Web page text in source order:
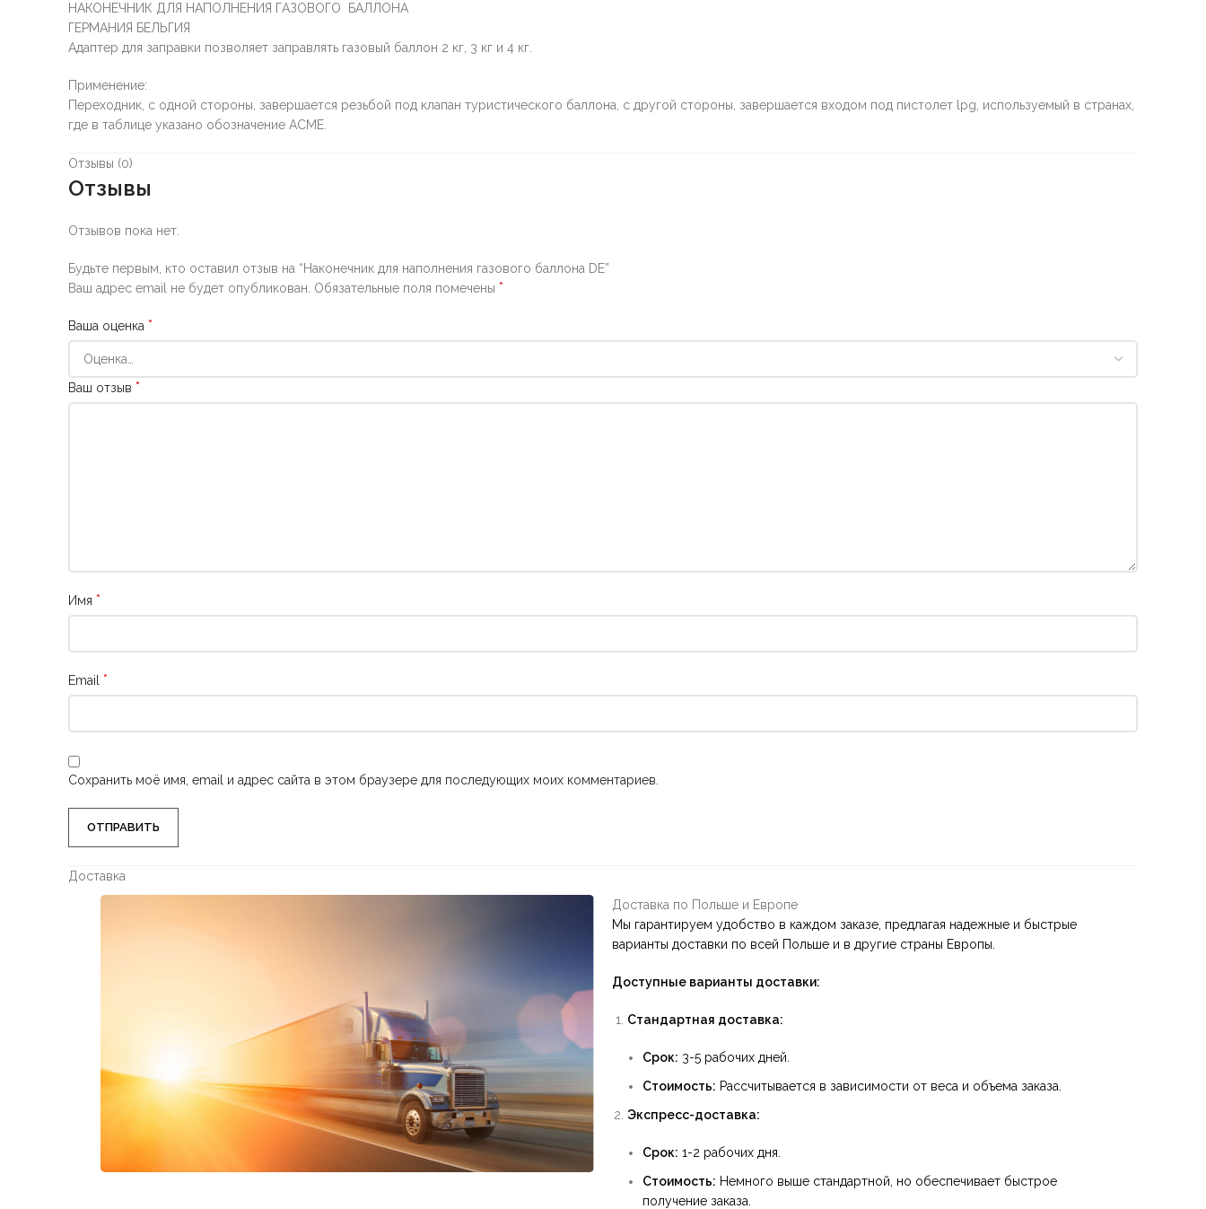
НАКОНЕЧНИК ДЛЯ НАПОЛНЕНИЯ ГАЗОВОГО БАЛЛОНА
ГЕРМАНИЯ БЕЛЬГИЯ
Адаптер для заправки позволяет заправлять газовый баллон 2 кг, 3 кг и 4 кг.
Применение:
Переходник, с одной стороны, завершается резьбой под клапан туристического баллона, с другой стороны, завершается входом под пистолет lpg, используемый в странах,
где в таблице указано обозначение ACME.
Отзывы (0)
Отзывы
Отзывов пока нет.
Будьте первым, кто оставил отзыв на “Наконечник для наполнения газового баллона DE”
Ваш адрес email не будет опубликован. Обязательные поля помечены *
Ваша оценка *
Ваш отзыв *
Имя *
Email *
Сохранить моё имя, email и адрес сайта в этом браузере для последующих моих комментариев.
Доставка
Доставка по Польше и Европе
Мы гарантируем удобство в каждом заказе, предлагая надежные и быстрые
варианты доставки по всей Польше и в другие страны Европы.
Доступные варианты доставки:
Стандартная доставка:
Срок: 3-5 рабочих дней.
Стоимость: Рассчитывается в зависимости от веса и объема заказа.
Экспресс-доставка:
Срок: 1-2 рабочих дня.
Стоимость: Немного выше стандартной, но обеспечивает быстрое
получение заказа.